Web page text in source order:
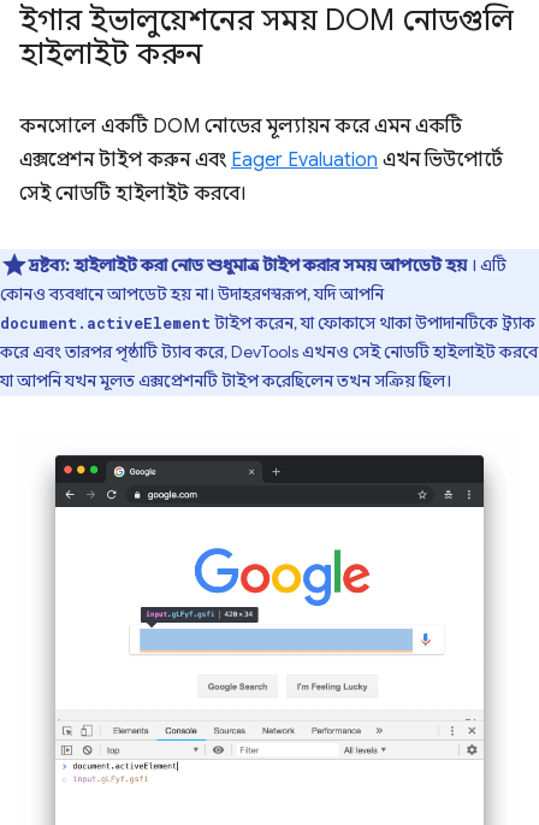
ইগার ইভালুয়েশনের সময় DOM নোডগুলি
হাইলাইট করুন
কনসোলে একটি DOM নোডের মূল্যায়ন করে এমন একটি
এক্সপ্রেশন টাইপ করুন এবং Eager Evaluation এখন ভিউপোর্টে
সেই নোডটি হাইলাইট করবে।
দ্রষ্টব্য:হাইলাইট করা নোড শুধুমাত্র টাইপ করার সময় আপডেট হয়। এটি
কোনও ব্যবধানে আপডেট হয় না। উদাহরণস্বরূপ, যদি আপনি
document.activeElement টাইপ করেন, যা ফোকাসে থাকা উপাদানটিকে ট্র্যাক
করে এবং তারপর পৃষ্ঠাটি ট্যাব করে, DevTools এখনও সেই নোডটি হাইলাইট করবে
যা আপনি যখন মূলত এক্সপ্রেশনটি টাইপ করেছিলেন তখন সক্রিয় ছিল।